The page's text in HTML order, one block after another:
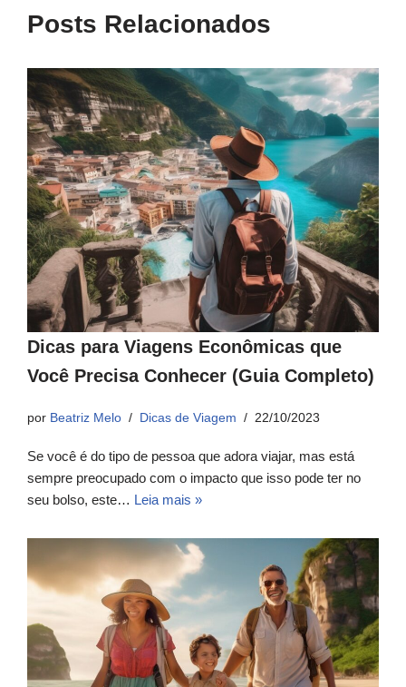
Posts Relacionados
Dicas para Viagens Econômicas que
Você Precisa Conhecer (Guia Completo)
por Beatriz Melo Dicas de Viagem 22/10/2023
Se você é do tipo de pessoa que adora viajar, mas está
sempre preocupado com o impacto que isso pode ter no
seu bolso, este… Leia mais »